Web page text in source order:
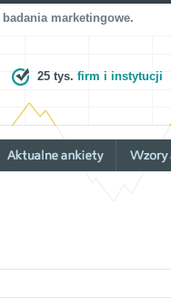
marketingowe.
25 tys. firm i instytucji